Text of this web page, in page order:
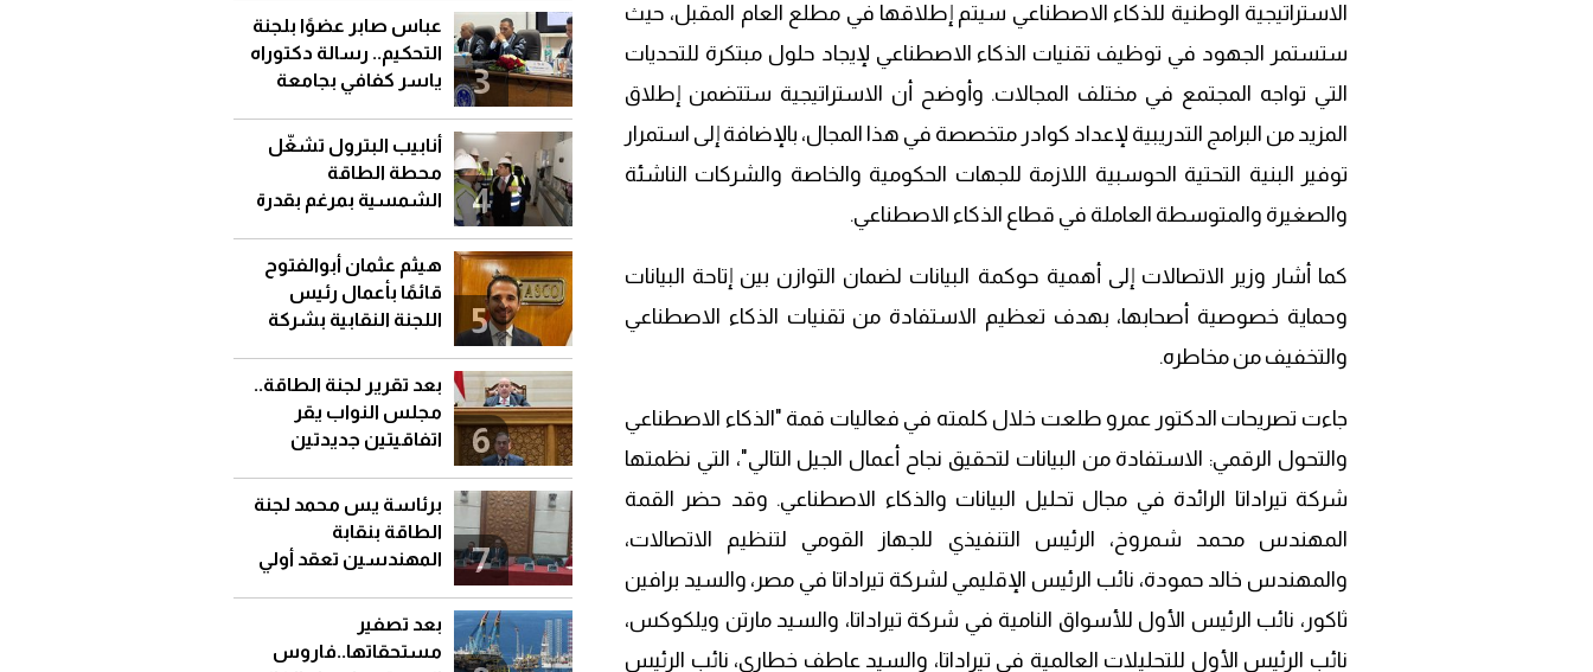
الاستراتيجية الوطنية للذكاء الاصطناعي سيتم إطلاقها في مطلع العام المقبل، حيث
ستستمر الجهود في توظيف تقنيات الذكاء الاصطناعي لإيجاد حلول مبتكرة للتحديات
التي تواجه المجتمع في مختلف المجالات. وأوضح أن الاستراتيجية ستتضمن إطلاق
المزيد من البرامج التدريبية لإعداد كوادر متخصصة في هذا المجال، بالإضافة إلى استمرار
توفير البنية التحتية الحوسبية اللازمة للجهات الحكومية والخاصة والشركات الناشئة
والصغيرة والمتوسطة العاملة في قطاع الذكاء الاصطناعي.
كما أشار وزير الاتصالات إلى أهمية حوكمة البيانات لضمان التوازن بين إتاحة البيانات
وحماية خصوصية أصحابها، بهدف تعظيم الاستفادة من تقنيات الذكاء الاصطناعي
والتخفيف من مخاطره.
جاءت تصريحات الدكتور عمرو طلعت خلال كلمته في فعاليات قمة "الذكاء الاصطناعي
والتحول الرقمي: الاستفادة من البيانات لتحقيق نجاح أعمال الجيل التالي"، التي نظمتها
شركة تيراداتا الرائدة في مجال تحليل البيانات والذكاء الاصطناعي. وقد حضر القمة
المهندس محمد شمروخ، الرئيس التنفيذي للجهاز القومي لتنظيم الاتصالات،
والمهندس خالد حمودة، نائب الرئيس الإقليمي لشركة تيراداتا في مصر، والسيد برافين
ثاكور، نائب الرئيس الأول للأسواق النامية في شركة تيراداتا، والسيد مارتن ويلكوكس،
نائب الرئيس الأول للتحليلات العالمية في تيراداتا، والسيد عاطف خطارى، نائب الرئيس
3
عباس صابر عضوًا بلجنة
التحكيم.. رسالة دكتوراه
ياسر كفافي بجامعة
4
أنابيب البترول تشغّل
محطة الطاقة
الشمسية بمرغم بقدرة
5
هيثم عثمان أبوالفتوح
قائمًا بأعمال رئيس
اللجنة النقابية بشركة
6
بعد تقرير لجنة الطاقة..
مجلس النواب يقر
اتفاقيتين جديدتين
7
برئاسة يس محمد لجنة
الطاقة بنقابة
المهندسين تعقد أولي
بعد تصفير
مستحقاتها..فاروس